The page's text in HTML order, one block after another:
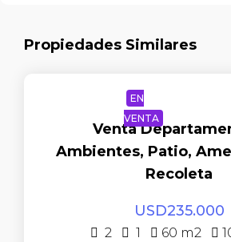
Propiedades Similares
EN
VENTA
Venta
Ambientes, Patio,
Recoleta
USD235.000
2 1 60 m2